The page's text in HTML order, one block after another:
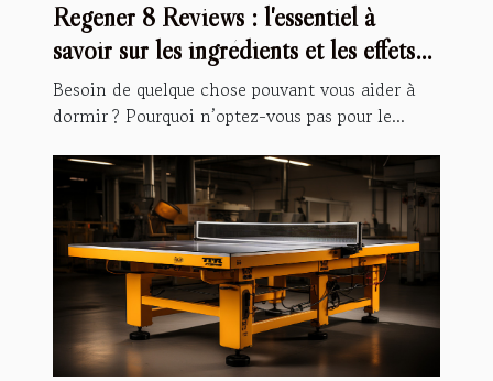
Regener 8 Reviews : l'essentiel à
savoir sur les ingrédients et les effets
secondaires
Besoin de quelque chose pouvant vous aider à
dormir ? Pourquoi n’optez-vous pas pour le...